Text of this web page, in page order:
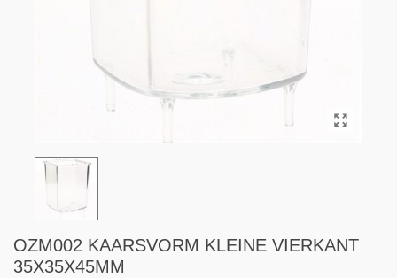
OZM002 KAARSVORM KLEINE VIERKANT
35X35X45MM